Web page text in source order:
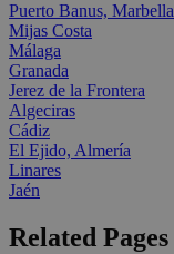
Puerto Banus, Marbella
Mijas Costa
Málaga
Granada
Jerez de la Frontera
Algeciras
Cádiz
El Ejido, Almería
Linares
Jaén
Related Pages